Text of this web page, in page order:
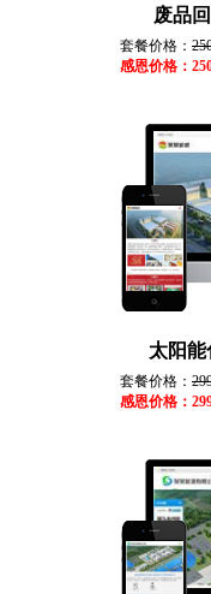
废品
套餐价格：
感恩价格：
太阳
套餐价格：
感恩价格：